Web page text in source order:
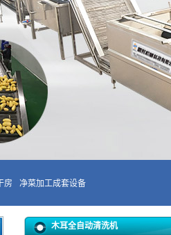
房 净菜加工成套设备
木耳全自动清洗机